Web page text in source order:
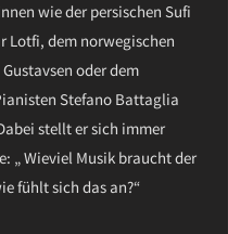
wie der persischen Sufi
Lotfi, dem norwegischen
oder dem
Stefano Battaglia
stellt er sich immer
„ Wieviel Musik braucht der
fühlt sich das an?“